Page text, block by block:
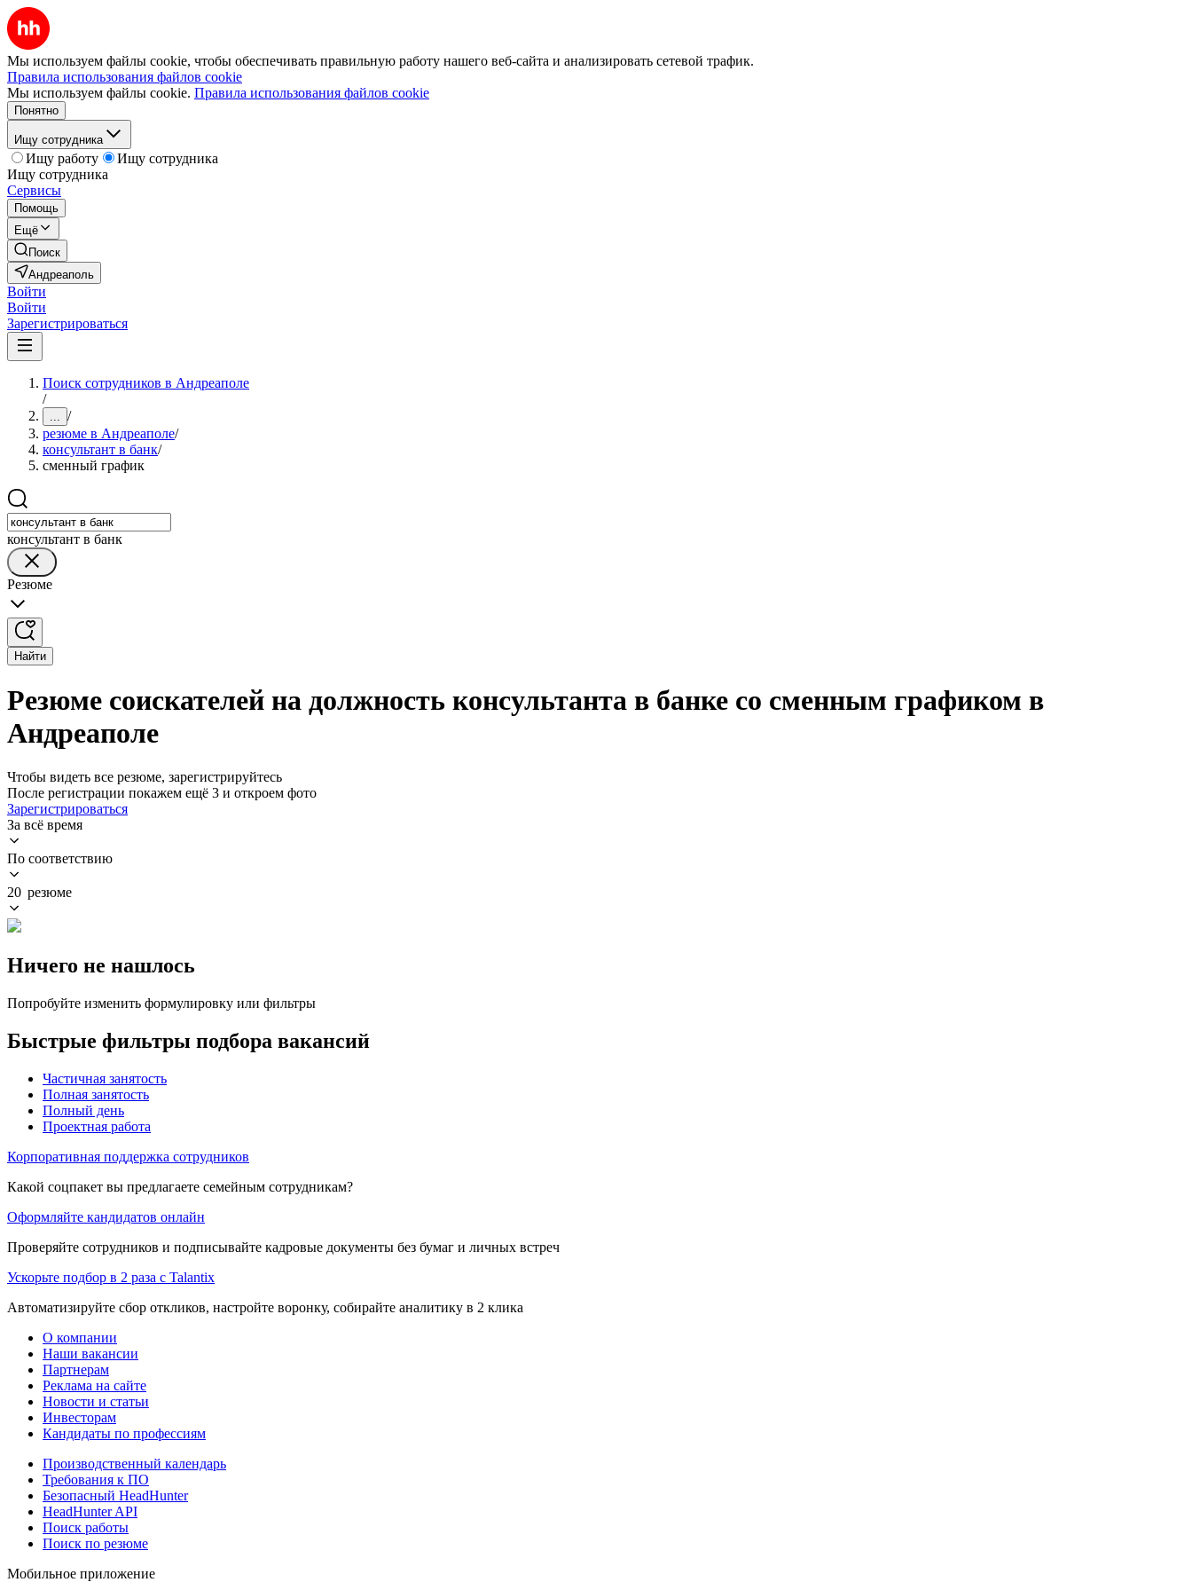
Мы используем файлы cookie, чтобы обеспечивать правильную работу нашего веб-сайта и анализировать сетевой трафик.
Правила использования файлов cookie
Мы используем файлы cookie. Правила использования файлов cookie
Понятно
Ищу сотрудника
Ищу работу
Ищу сотрудника
Ищу сотрудника
Сервисы
Помощь
Ещё
Поиск
Андреаполь
Войти
Войти
Зарегистрироваться
Поиск сотрудников в Андреаполе
/
... /
резюме в Андреаполе/
консультант в банк/
сменный график
консультант в банк
Резюме
Найти
Резюме соискателей на должность консультанта в банке со сменным графиком в
Андреаполе
Чтобы видеть все резюме, зарегистрируйтесь
После регистрации покажем ещё 3 и откроем фото
Зарегистрироваться
За всё время
По соответствию
20 резюме
Ничего не нашлось
Попробуйте изменить формулировку или фильтры
Быстрые фильтры подбора вакансий
Частичная занятость
Полная занятость
Полный день
Проектная работа
Корпоративная поддержка сотрудников
Какой соцпакет вы предлагаете семейным сотрудникам?
Оформляйте кандидатов онлайн
Проверяйте сотрудников и подписывайте кадровые документы без бумаг и личных встреч
Ускорьте подбор в 2 раза с Talantix
Автоматизируйте сбор откликов, настройте воронку, собирайте аналитику в 2 клика
О компании
Наши вакансии
Партнерам
Реклама на сайте
Новости и статьи
Инвесторам
Кандидаты по профессиям
Производственный календарь
Требования к ПО
Безопасный HeadHunter
HeadHunter API
Поиск работы
Поиск по резюме
Мобильное приложение